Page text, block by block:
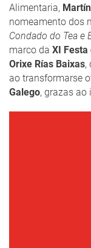
Alimentaria,
nomeamento dos
Condado do Tea e
marco da XI Festa
Orixe Rías Baixas,
ao transformarse
Galego, grazas ao